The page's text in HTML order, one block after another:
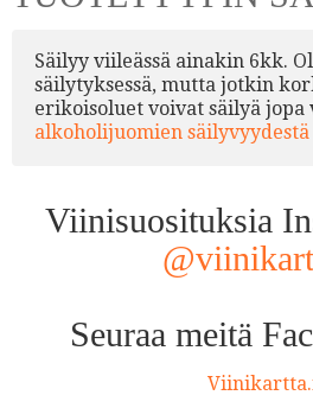
Säilyy viileässä ainakin 6kk.
säilytyksessä, mutta jotkin
erikoisoluet voivat säilyä jopa
alkoholijuomien säilyvyydestä
Viinisuosituksia
Seuraa meitä